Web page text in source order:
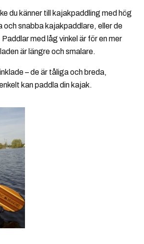
du känner till kajakpaddling med hög
och snabba kajakpaddlare, eller de
med låg vinkel är för en mer
är längre och smalare.
– de är tåliga och breda,
kan paddla din kajak.